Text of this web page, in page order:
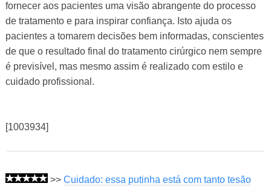
fornecer aos pacientes uma visão abrangente do processo
de tratamento e para inspirar confiança. Isto ajuda os
pacientes a tomarem decisões bem informadas, conscientes
de que o resultado final do tratamento cirúrgico nem sempre
é previsível, mas mesmo assim é realizado com estilo e
cuidado profissional.
[1003934]
>> Cuidado: essa putinha está com tanto tesão